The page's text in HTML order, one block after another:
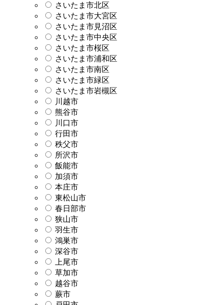
さいたま市北区
さいたま市大宮区
さいたま市見沼区
さいたま市中央区
さいたま市桜区
さいたま市浦和区
さいたま市南区
さいたま市緑区
さいたま市岩槻区
川越市
熊谷市
川口市
行田市
秩父市
所沢市
飯能市
加須市
本庄市
東松山市
春日部市
狭山市
羽生市
鴻巣市
深谷市
上尾市
草加市
越谷市
蕨市